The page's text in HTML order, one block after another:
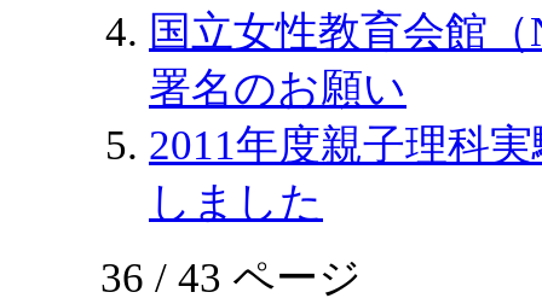
国立女性教育会館
署名のお願い
2011年度親子理科
しました
36 / 43 ページ